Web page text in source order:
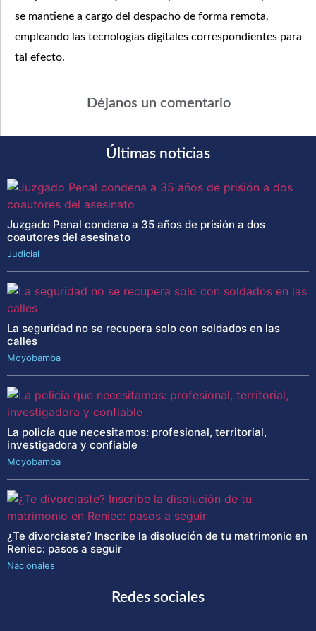
se mantiene a cargo del despacho de forma remota,
empleando las tecnologías digitales correspondientes para
tal efecto.
Déjanos un comentario
Últimas noticias
Juzgado Penal condena a 35 años de prisión a dos
coautores del asesinato
Judicial
La seguridad no se recupera solo con soldados en las
calles
Moyobamba
La policía que necesitamos: profesional, territorial,
investigadora y confiable
Moyobamba
¿Te divorciaste? Inscribe la disolución de tu matrimonio en
Reniec: pasos a seguir
Nacionales
Redes sociales